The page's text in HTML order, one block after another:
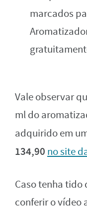
marcados
Vale observar
ml do
adquirido em
134,90 no site
Caso tenha
conferir o vídeo